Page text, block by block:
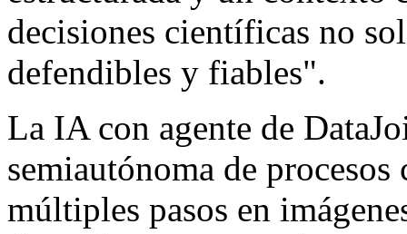
decisiones científicas no
defendibles y fiables".
La IA con agente de
semiautónoma de
múltiples pasos en